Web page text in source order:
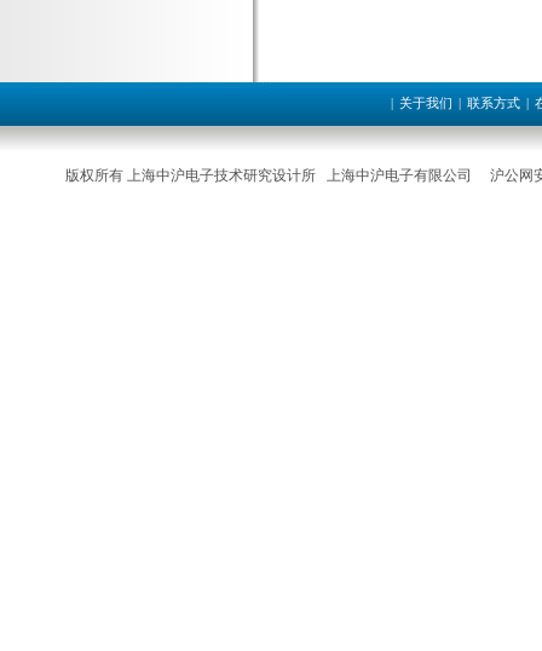
| 关于我们 | 联系方式 |
版权所有 上海中沪电子技术研究设计所 上海中沪电子有限公司 沪公网